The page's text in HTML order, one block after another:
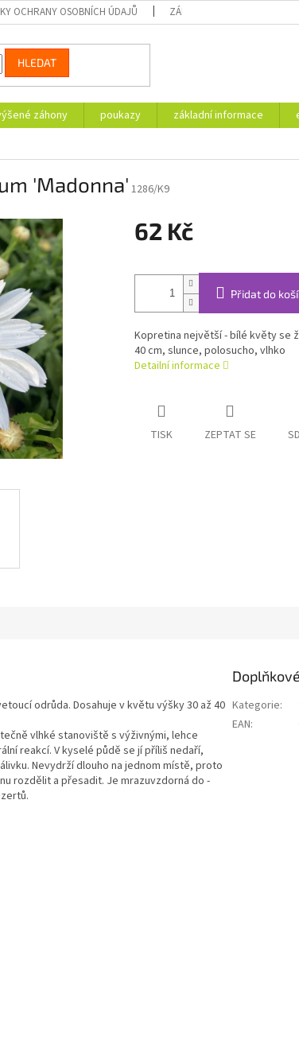
OCHRANY OSOBNÍCH ÚDAJŮ ZÁKLADNÍ INFORMACE
HLEDAT
záhony poukazy základní informace
'Madonna'1286/K9
62 Kč
cena:
Přidat do
Kopretina největší - bílé květy se
40 cm, slunce, polosucho, vlhko
Detailní informace
TISK ZEPTAT SE
odrůda. Dosahuje v květu výšky 30 až 40
vlhké stanoviště s výživnými, lehce
reakcí. V kyselé půdě se jí příliš nedaří,
Nevydrží dlouho na jednom místě, proto
rozdělit a přesadit. Je mrazuvzdorná do -
Kategorie:
EAN: